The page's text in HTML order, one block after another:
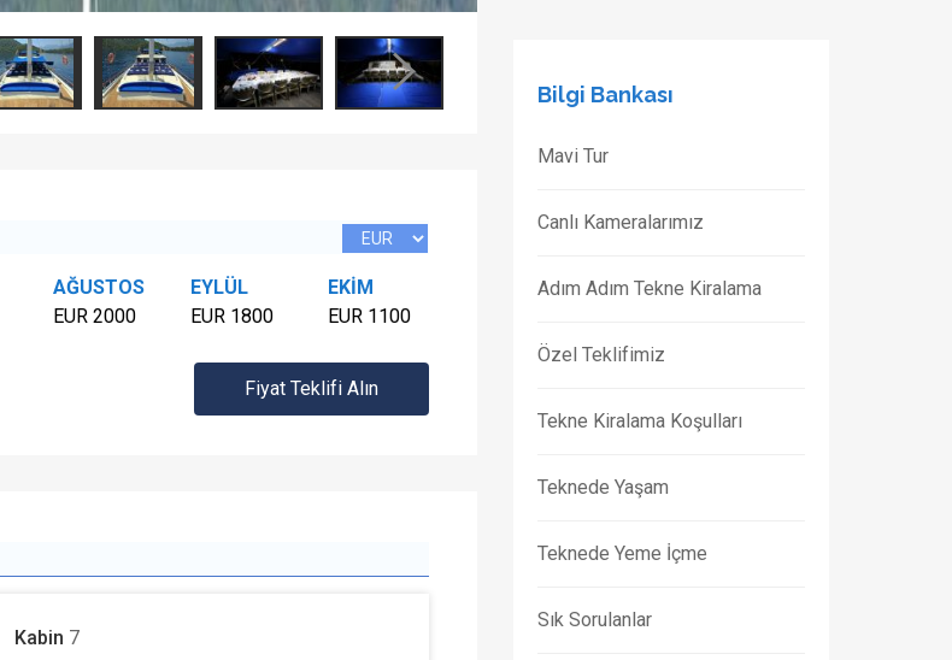
AĞUSTOS
EUR 2000
EYLÜL
EUR 1800
EKİM
EUR 1100
Fiyat Teklifi Alın
Kabin 7
Bilgi Bankası
Mavi Tur
Canlı Kameralarımız
Adım Adım Tekne Kiralama
Özel Teklifimiz
Tekne Kiralama Koşulları
Teknede Yaşam
Teknede Yeme İçme
Sık Sorulanlar